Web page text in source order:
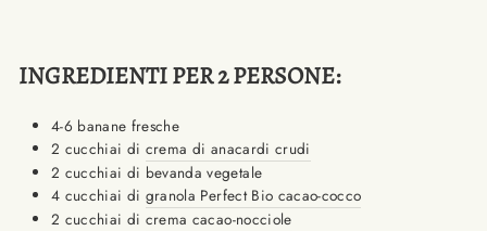
INGREDIENTI PER 2 PERSONE:
4-6 banane fresche
2 cucchiai di crema di anacardi crudi
2 cucchiai di bevanda vegetale
4 cucchiai di granola Perfect Bio cacao-cocco
2 cucchiai di crema cacao-nocciole